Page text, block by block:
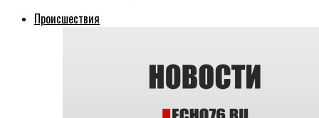
Происшествия